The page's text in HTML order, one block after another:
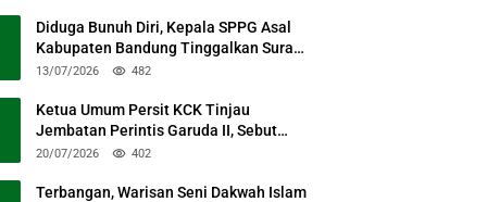
Diduga Bunuh Diri, Kepala SPPG Asal
Kabupaten Bandung Tinggalkan Surat
Permohonan Maaf
13/07/2026 482
Ketua Umum Persit KCK Tinjau
Jembatan Perintis Garuda II, Sebut
Simbol Kebersamaan TNI dan Rakyat
20/07/2026 402
Terbangan, Warisan Seni Dakwah Islam